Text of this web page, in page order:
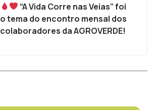
“A Vida Corre nas Veias” foi
o tema do encontro mensal dos
colaboradores da AGROVERDE!